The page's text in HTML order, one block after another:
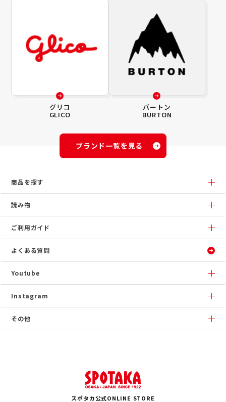
グリコ
GLICO
バートン
BURTON
ブランド一覧を見る
商品を探す
読み物
ご利用ガイド
よくある質問
Youtube
Instagram
その他
スポタカ公式ONLINE STORE